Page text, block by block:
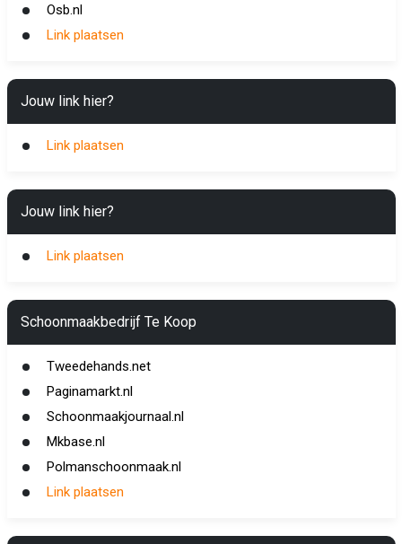
Osb.nl
Link plaatsen
Jouw link hier?
Link plaatsen
Jouw link hier?
Link plaatsen
Schoonmaakbedrijf Te Koop
Tweedehands.net
Paginamarkt.nl
Schoonmaakjournaal.nl
Mkbase.nl
Polmanschoonmaak.nl
Link plaatsen